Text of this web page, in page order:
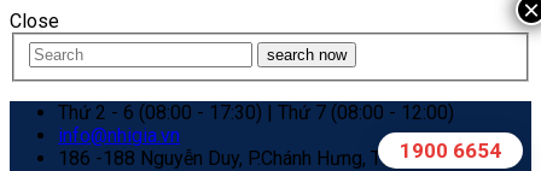
Close
search now
Thứ 2 - 6 (08:00 - 17:30) | Thứ 7 (08:00 - 12:00)
info@nhigia.vn
186 -188 Nguyễn Duy, P.Chánh Hưng, TP. Hồ Chí Minh
1900 6654
×